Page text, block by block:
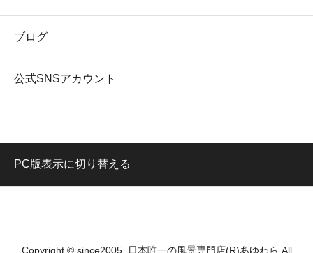
ブログ
公式SNSアカウント
PC版表示に切り替える
Copyright © since2005. 日本唯一の風景専門店(R)あゆわら All